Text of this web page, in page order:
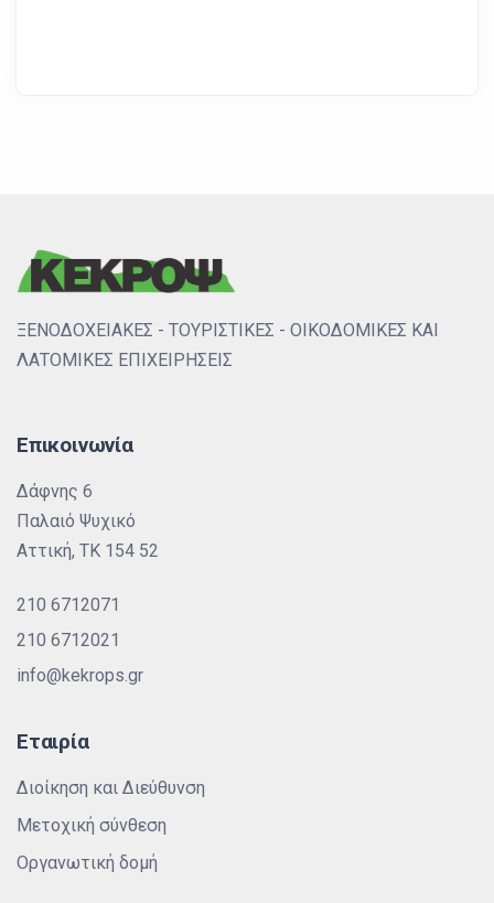
ΞΕΝΟΔΟΧΕΙΑΚΕΣ - ΤΟΥΡΙΣΤΙΚΕΣ - ΟΙΚΟΔΟΜΙΚΕΣ ΚΑΙ
ΛΑΤΟΜΙΚΕΣ ΕΠΙΧΕΙΡΗΣΕΙΣ
Επικοινωνία
Δάφνης 6
Παλαιό Ψυχικό
Αττική, ΤΚ 154 52
210 6712071
210 6712021
info@kekrops.gr
Εταιρία
Διοίκηση και Διεύθυνση
Μετοχική σύνθεση
Οργανωτική δομή